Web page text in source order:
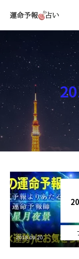
運命予報占い
運命予報占いとは
あなたの所属部屋を
最恐の相性占い
秘伝公開！吉凶カレン
記事カテゴリー
ブログ
お知らせ
芸能界
2018.09.20